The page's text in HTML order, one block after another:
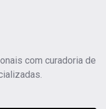
com curadoria de